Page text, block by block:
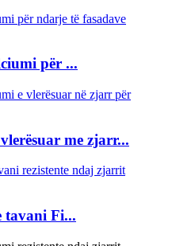
për ...
me zjarr...
tavani Fi...